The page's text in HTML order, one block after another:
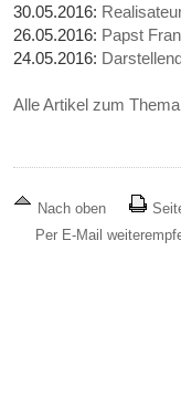
30.05.2016:
26.05.2016: Papst
24.05.2016:
Alle Artikel zum
Nach oben
Per E-Mail